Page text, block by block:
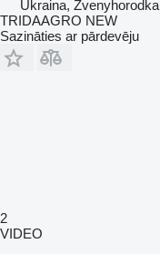
Ukraina, Zvenyhorodka
TRIDAAGRO NEW
Sazināties ar pārdevēju
2
VIDEO